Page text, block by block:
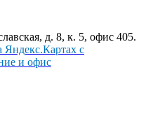
д. 8, к. 5, офис 405.
с
и офис